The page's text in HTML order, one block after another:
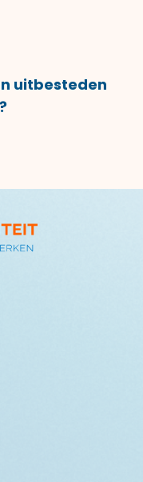
uitbesteden